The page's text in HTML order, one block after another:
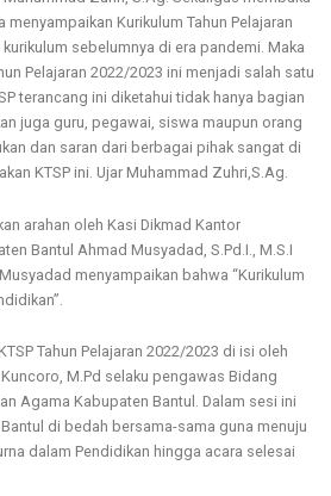
Kurikulum Tahun Pelajaran
sebelumnya di era pandemi. Maka
Pelajaran 2022/2023 ini menjadi salah satu
terancang ini diketahui tidak hanya bagian
juga guru, pegawai, siswa maupun orang
dan saran dari berbagai pihak sangat di
KTSP ini. Ujar Muhammad Zuhri,S.Ag.
arahan oleh Kasi Dikmad Kantor
Bantul Ahmad Musyadad, S.Pd.I., M.S.I
menyampaikan bahwa “Kurikulum
Tahun Pelajaran 2022/2023 di isi oleh
M.Pd selaku pengawas Bidang
Agama Kabupaten Bantul. Dalam sesi ini
di bedah bersama-sama guna menuju
dalam Pendidikan hingga acara selesai